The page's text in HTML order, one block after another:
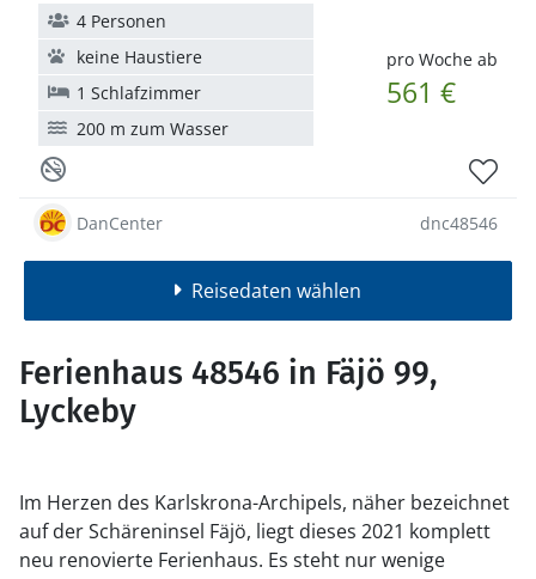
pro Woche ab
561 €
4 Personen
keine Haustiere
1 Schlafzimmer
200 m zum Wasser
DanCenter dnc48546
Reisedaten wählen
Ferienhaus 48546 in Fäjö 99,
Lyckeby
Im Herzen des Karlskrona-Archipels, näher bezeichnet
auf der Schäreninsel Fäjö, liegt dieses 2021 komplett
neu renovierte Ferienhaus. Es steht nur wenige